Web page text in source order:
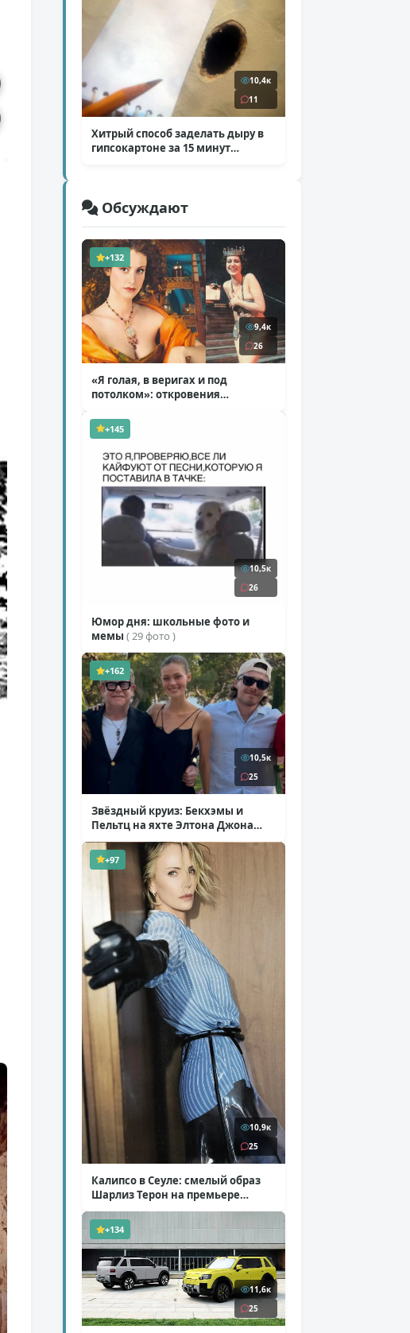
10,4к
11
Хитрый способ заделать дыру в
гипсокартоне за 15 минут
Обсуждают
+132
9,4к
26
«Я голая, в веригах и под
потолком»: откровения
( 11 фото )
+145
10,5к
26
Юмор дня: школьные фото и
мемы ( 29 фото )
+162
10,5к
25
Звёздный круиз: Бекхэмы и
Пельтц на яхте Элтона Джона
( 12 фото )
+97
10,9к
25
Калипсо в Сеуле: смелый образ
Шарлиз Терон на премьере
«Одиссеи»( 6 фото )
+134
11,6к
25